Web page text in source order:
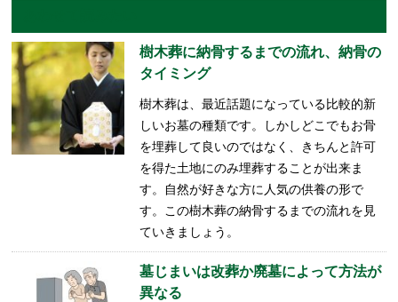
樹木葬に納骨するまでの流れ、納骨の
タイミング
樹木葬は、最近話題になっている比較的新
しいお墓の種類です。しかしどこでもお骨
を埋葬して良いのではなく、きちんと許可
を得た土地にのみ埋葬することが出来ま
す。自然が好きな方に人気の供養の形で
す。この樹木葬の納骨するまでの流れを見
ていきましょう。
墓じまいは改葬か廃墓によって方法が
異なる